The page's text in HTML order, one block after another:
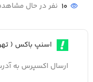
10 نفر در حال
اسنپ باکس (
ارسال اکسپرس به